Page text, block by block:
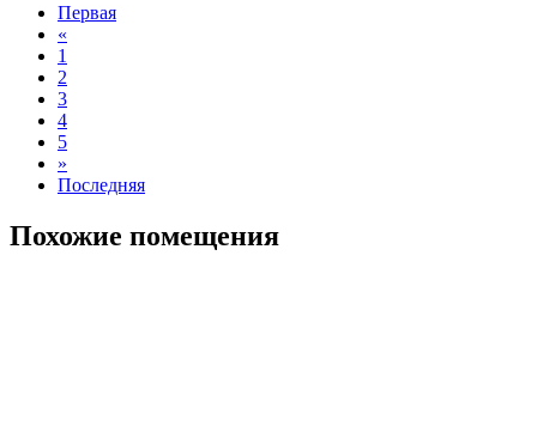
Первая
«
1
2
3
4
5
»
Последняя
Похожие помещения